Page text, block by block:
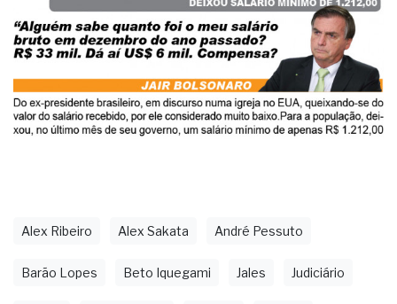
Alex Ribeiro Alex Sakata André Pessuto
Barão Lopes Beto Iquegami Jales Judiciário